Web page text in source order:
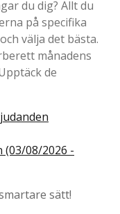
du dig? Allt du
på specifika
välja det bästa.
månadens
de
(03/08/2026 -
sätt!